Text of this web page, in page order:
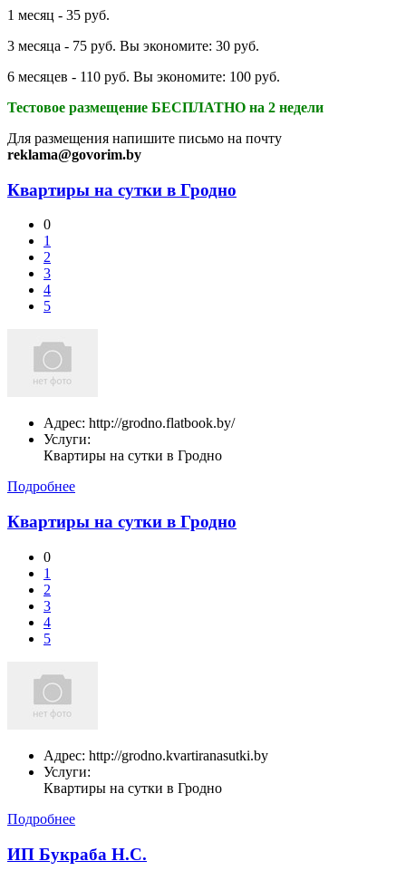
1 месяц - 35 руб.
3 месяца - 75 руб. Вы экономите: 30 руб.
6 месяцев - 110 руб. Вы экономите: 100 руб.
Тестовое размещение БЕСПЛАТНО на 2 недели
Для размещения напишите письмо на почту
reklama@govorim.by
Квартиры на сутки в Гродно
0
1
2
3
4
5
Адрес: http://grodno.flatbook.by/
Услуги:
Квартиры на сутки в Гродно
Подробнее
Квартиры на сутки в Гродно
0
1
2
3
4
5
Адрес: http://grodno.kvartiranasutki.by
Услуги:
Квартиры на сутки в Гродно
Подробнее
ИП Букраба Н.С.